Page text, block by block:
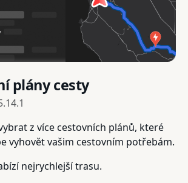
plány cesty
z více cestovních plánů, které
vyhovět vašim cestovním potřebám.
nejrychlejší trasu.